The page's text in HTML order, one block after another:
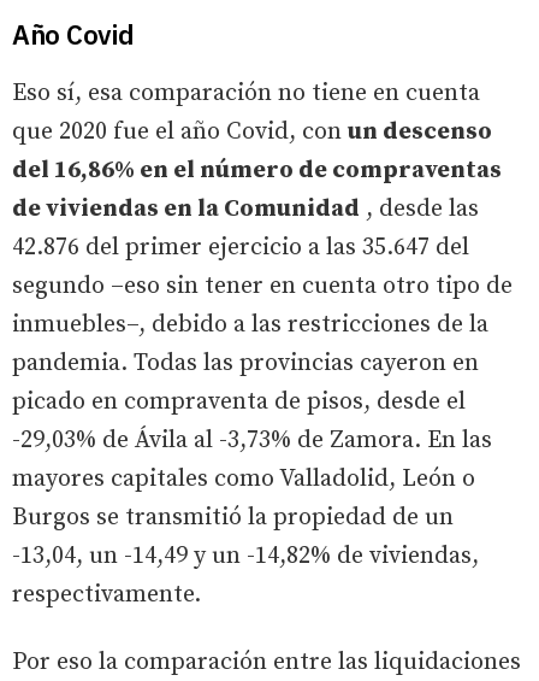
Año Covid
Eso sí, esa comparación no tiene en cuenta
que 2020 fue el año Covid, con un descenso
del 16,86% en el número de compraventas
de viviendas en la Comunidad , desde las
42.876 del primer ejercicio a las 35.647 del
segundo –eso sin tener en cuenta otro tipo de
inmuebles–, debido a las restricciones de la
pandemia. Todas las provincias cayeron en
picado en compraventa de pisos, desde el
-29,03% de Ávila al -3,73% de Zamora. En las
mayores capitales como Valladolid, León o
Burgos se transmitió la propiedad de un
-13,04, un -14,49 y un -14,82% de viviendas,
respectivamente.
Por eso la comparación entre las liquidaciones